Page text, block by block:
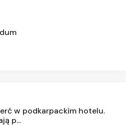
w podkarpackim hotelu.
p...